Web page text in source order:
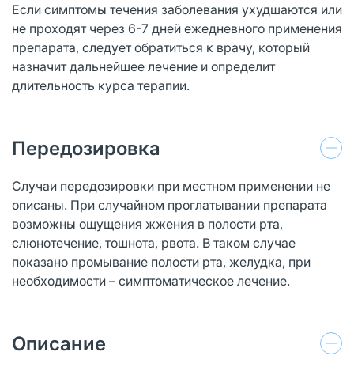
Если симптомы течения заболевания ухудшаются или
не проходят через 6-7 дней ежедневного применения
препарата, следует обратиться к врачу, который
назначит дальнейшее лечение и определит
длительность курса терапии.
Передозировка
Случаи передозировки при местном применении не
описаны. При случайном проглатывании препарата
возможны ощущения жжения в полости рта,
слюнотечение, тошнота, рвота. В таком случае
показано промывание полости рта, желудка, при
необходимости – симптоматическое лечение.
Описание